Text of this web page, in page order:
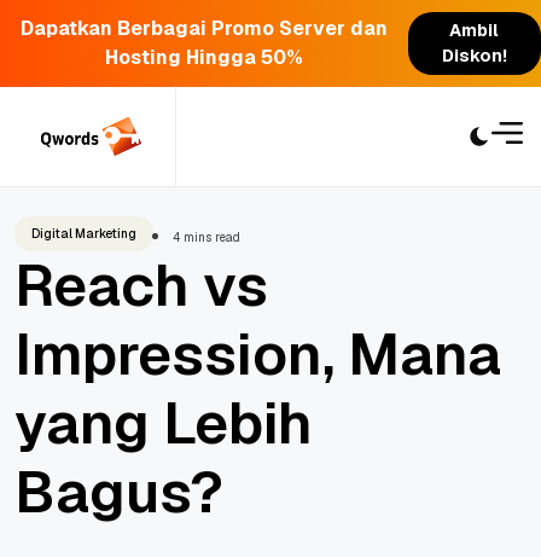
Dapatkan Berbagai Promo Server dan
Hosting Hingga 50%
Ambil
Diskon!
Digital Marketing 4 mins read
Reach vs
Impression, Mana
yang Lebih
Bagus?